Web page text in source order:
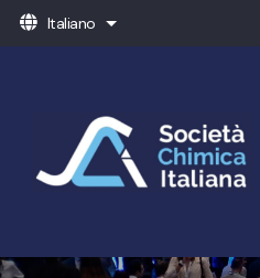
Salta Italiano Mostra ulteriori azioni